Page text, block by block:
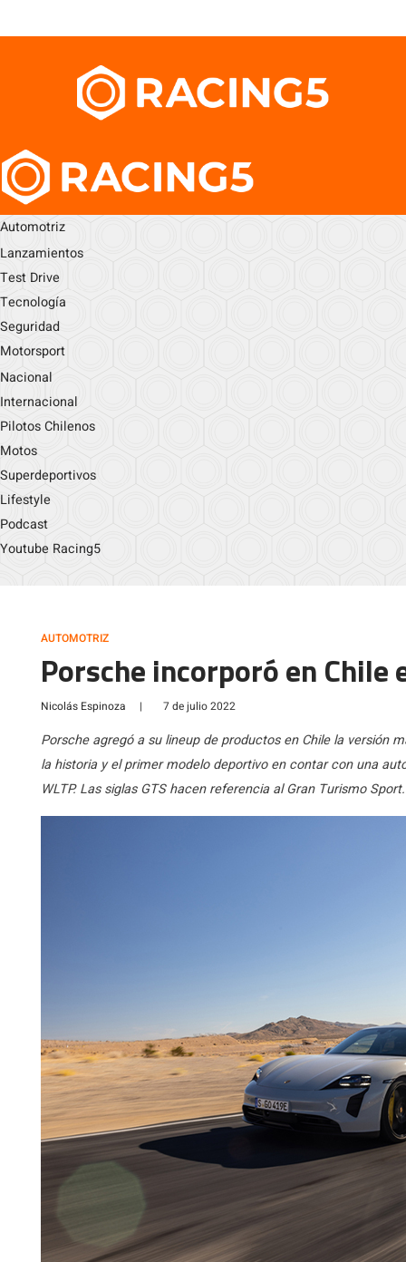
Automotriz
Lanzamientos
Test Drive
Tecnología
Seguridad
Motorsport
Nacional
Internacional
Pilotos Chilenos
Motos
Superdeportivos
Lifestyle
Podcast
Youtube Racing5
AUTOMOTRIZ
Porsche incorporó en Chile
Nicolás Espinoza | 7 de julio 2022
Porsche agregó a su lineup de productos en Chile la versión
la historia y el primer modelo deportivo en contar con una
WLTP. Las siglas GTS hacen referencia al Gran Turismo